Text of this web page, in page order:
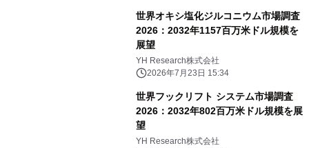
世界オキシ塩化ジルコニウム市場調査
2026：2032年1157百万米ドル規模を
展望
YH Research株式会社
2026年7月23日 15:34
世界フックリフト システム市場調査
2026：2032年802百万米ドル規模を展
望
YH Research株式会社